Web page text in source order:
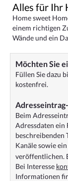
Alles für Ihr
Home sweet
einem richtigen
Wände und ein
Möchten Sie
Füllen Sie dazu
kostenfrei.
Beim
Adressdaten ein
beschreibenden
Kanäle sowie
veröffentlichen.
Bei Interesse
Informationen